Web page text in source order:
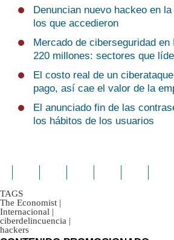
Denuncian nuevo hackeo en
los que accedieron
Mercado de ciberseguridad en
220 millones: sectores que
El costo real de un
pago, así cae el valor de la
El anunciado fin de las
los hábitos de los usuarios
TAGS
The Economist |
Internacional |
ciberdelincuencia |
hackers